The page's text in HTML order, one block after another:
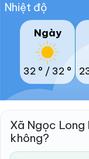
Nhiệt độ
Ngày
32 ° / 32 °
Xã Ngọc Long
không?